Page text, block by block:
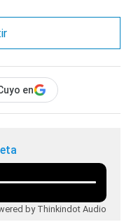
en
by Thinkindot Audio